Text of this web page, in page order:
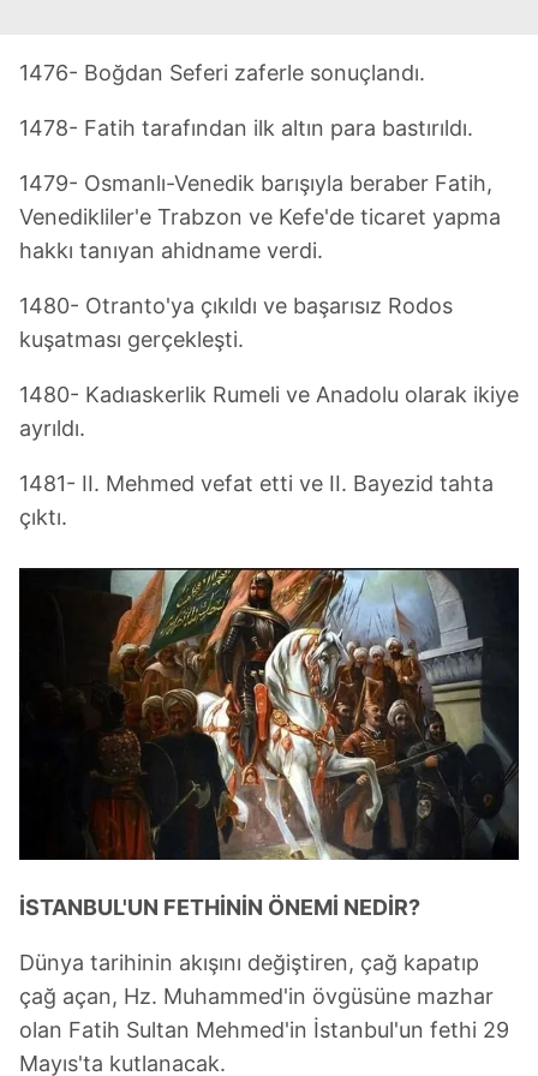
reklam/pazarlama faaliyetlerinin yapılması, amaçlarıyla
vasıtasıyla belirleyebilirsiniz. Çerezlere ilişkin detaylı bilgi
için Ayarlar butonuna tıklayabilir,Çerez Bilgilendirme
Metnimiziziyaret edebilirsiniz.
6698 sayılı Kişisel Verilerin Korunması Kanunu uyarınca
hazırlanmış Aydınlatma Metnimizi okumak ve sitemizde
almak için lütfentıklayınız.
1476- Boğdan Seferi zaferle sonuçlandı.
1478- Fatih tarafından ilk altın para bastırıldı.
1479- Osmanlı-Venedik barışıyla beraber Fatih,
Venedikliler'e Trabzon ve Kefe'de ticaret yapma
hakkı tanıyan ahidname verdi.
1480- Otranto'ya çıkıldı ve başarısız Rodos
kuşatması gerçekleşti.
1480- Kadıaskerlik Rumeli ve Anadolu olarak ikiye
ayrıldı.
1481- II. Mehmed vefat etti ve II. Bayezid tahta
çıktı.
İSTANBUL'UN FETHİNİN ÖNEMİ NEDİR?
Dünya tarihinin akışını değiştiren, çağ kapatıp
çağ açan, Hz. Muhammed'in övgüsüne mazhar
olan Fatih Sultan Mehmed'in İstanbul'un fethi 29
Mayıs'ta kutlanacak.